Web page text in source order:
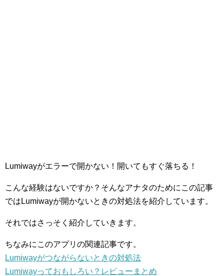
Lumiwayがエラーで開かない！開いてもすぐ落ちる！
こんな経験はないですか？そんなアナタのためにこの記事
ではLumiwayが開かないときの対処法を紹介しています。
それではさっそく紹介していきます。
ちなみにこのアプリの関連記事です。
Lumiwayがつながらないときの対処法
Lumiwayっておもしろい？レビューまとめ